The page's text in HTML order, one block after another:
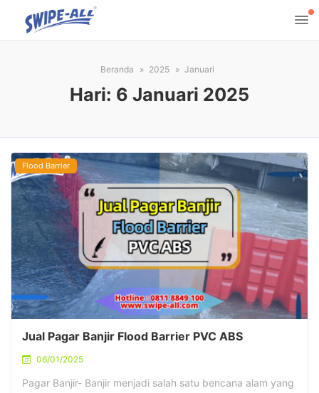
Beranda 2025 Januari
Hari: 6 Januari 2025
Flood Barrier
Jual Pagar Banjir Flood Barrier PVC ABS
06/01/2025
Pagar Banjir- Banjir menjadi salah satu bencana alam yang